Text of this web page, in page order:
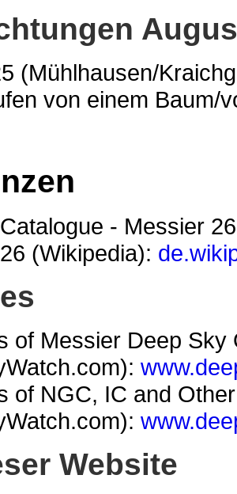
(Mühlhausen/
von einem Baum/
- Messier
(Wikipedia):
of Messier Deep
of NGC, IC and
Website